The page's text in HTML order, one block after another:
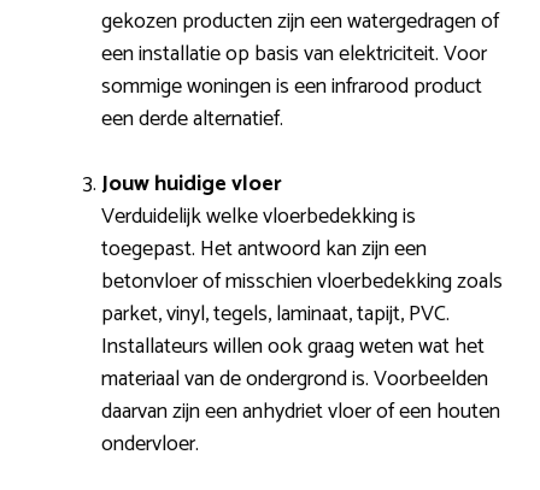
gekozen producten zijn een watergedragen of
een installatie op basis van elektriciteit. Voor
sommige woningen is een infrarood product
een derde alternatief.
Jouw huidige vloer
Verduidelijk welke vloerbedekking is
toegepast. Het antwoord kan zijn een
betonvloer of misschien vloerbedekking zoals
parket, vinyl, tegels, laminaat, tapijt, PVC.
Installateurs willen ook graag weten wat het
materiaal van de ondergrond is. Voorbeelden
daarvan zijn een anhydriet vloer of een houten
ondervloer.